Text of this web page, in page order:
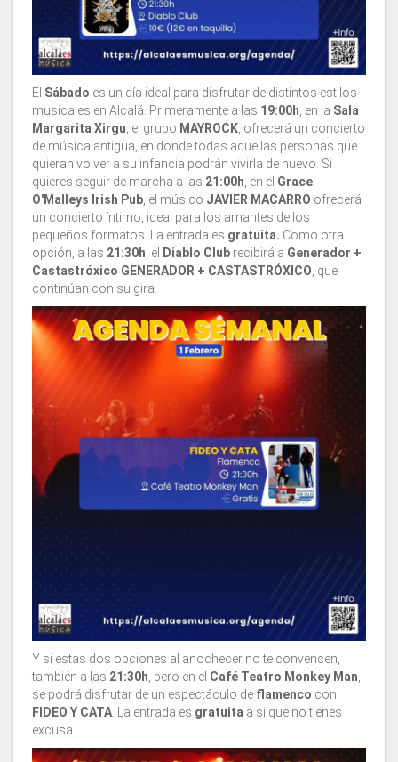
El Sábado es un día ideal para disfrutar de distintos estilos
musicales en Alcalá. Primeramente a las 19:00h , en la Sala
Margarita Xirgu , el grupo MAYROCK , ofrecerá un concierto
de música antigua, en donde todas aquellas personas que
quieran volver a su infancia podrán vivirla de nuevo. Si
quieres seguir de marcha a las 21:00h , en el Grace
O'Malleys Irish Pub , el músico JAVIER MACARRO ofrecerá
un concierto íntimo, ideal para los amantes de los
pequeños formatos. La entrada es gratuita. Como otra
opción, a las 21:30h , el Diablo Club recibirá a Generador +
Castastróxico GENERADOR + CASTASTRÓXICO , que
continúan con su gira.
Y si estas dos opciones al anochecer no te convencen,
también a las 21:30h , pero en el Café Teatro Monkey Man
se podrá disfrutar de un espectáculo de flamenco con
FIDEO Y CATA . La entrada es gratuita a si que no tienes
excusa.